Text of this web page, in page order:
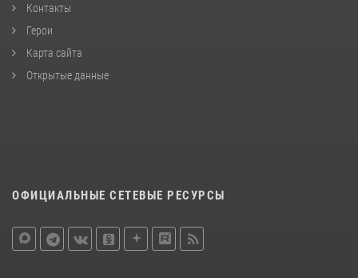
Контакты
Герои
Карта сайта
Открытые данные
ОФИЦИАЛЬНЫЕ СЕТЕВЫЕ РЕСУРСЫ